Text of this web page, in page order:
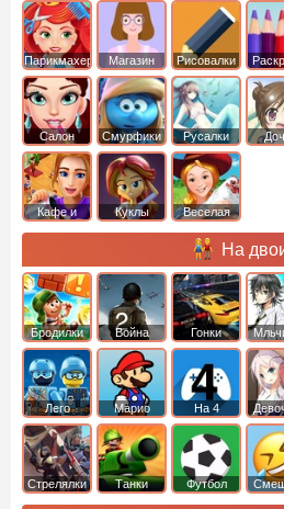
Парикмахер Магазин Рисовалки
Салон Смурфики Русалки
Кафе и
Куклы
Веселая
На
Бродилки Война Гонки
Лего Марио На 4
Стрелялки Танки Футбол